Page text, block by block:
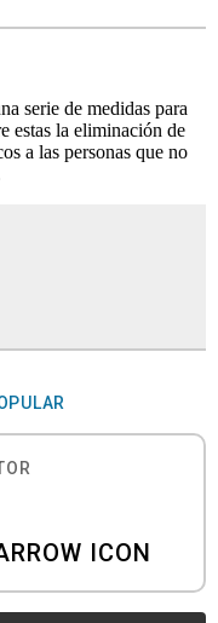
serie de medidas para
estas la eliminación de
a las personas que no